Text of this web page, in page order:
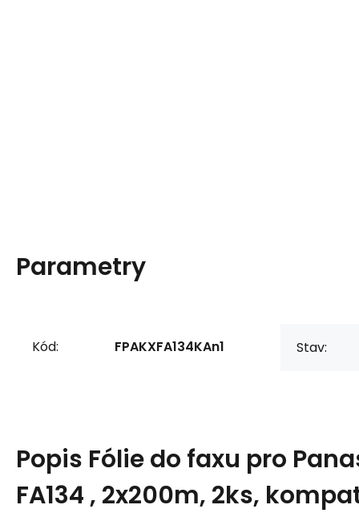
Parametry
Kód: FPAKXFA134KAn1 Stav:
Popis Fólie do faxu pro
FA134 , 2x200m, 2ks,